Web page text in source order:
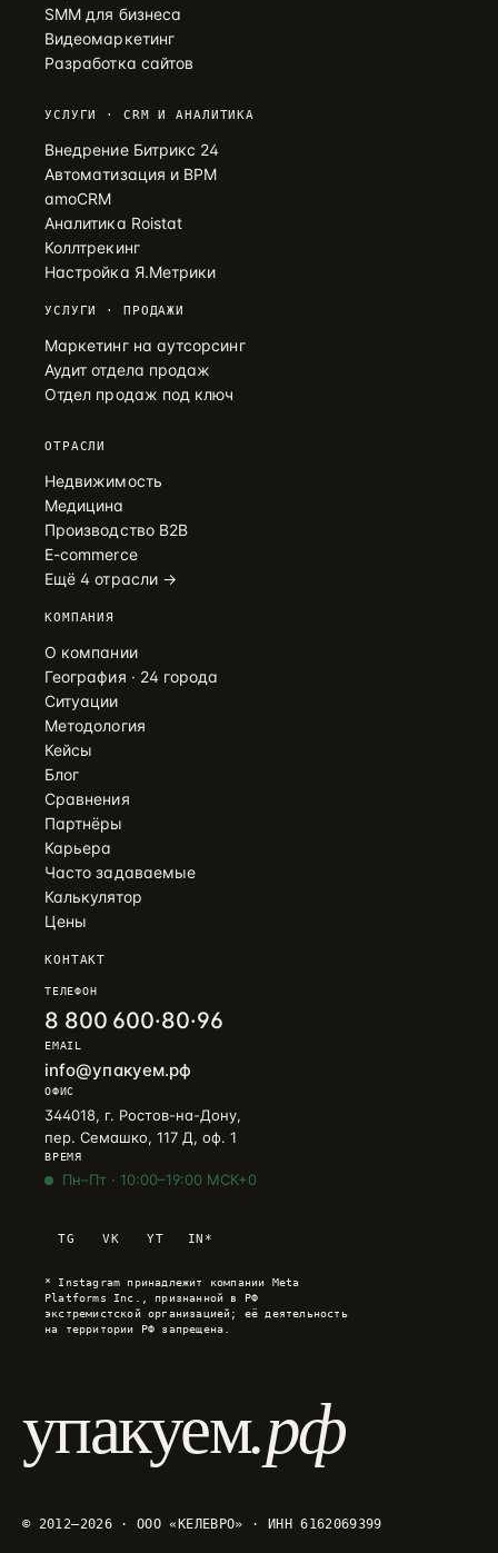
SMM для бизнеса
Видеомаркетинг
Разработка сайтов
УСЛУГИ · CRM И АНАЛИТИКА
Внедрение Битрикс 24
Автоматизация и BPM
amoCRM
Аналитика Roistat
Коллтрекинг
Настройка Я.Метрики
УСЛУГИ · ПРОДАЖИ
Маркетинг на аутсорсинг
Аудит отдела продаж
Отдел продаж под ключ
ОТРАСЛИ
Недвижимость
Медицина
Производство B2B
E-commerce
Ещё 4 отрасли →
КОМПАНИЯ
О компании
География · 24 города
Ситуации
Методология
Кейсы
Блог
Сравнения
Партнёры
Карьера
Часто задаваемые
Калькулятор
Цены
КОНТАКТ
ТЕЛЕФОН
8 800 600·80·96
EMAIL
info@упакуем.рф
ОФИС
344018, г. Ростов-на-Дону,
пер. Семашко, 117 Д, оф. 1
ВРЕМЯ
Пн–Пт · 10:00–19:00 МСК+0
TG VK YT IN*
* Instagram принадлежит компании Meta
Platforms Inc., признанной в РФ
экстремистской организацией; её деятельность
на территории РФ запрещена.
упакуем.рф
© 2012—2026 · ООО «КЕЛЕВРО» · ИНН 6162069399
+7 905 456-75-58 · ОТВЕТИМ В ТЕЧЕНИЕ ЧАСА
WhatsApp
+7 905 456-75-58 · С 9 ДО 21 МСК
8 800 600·80·96
ЗВОНОК · ПН–ПТ 10:00–19:00
EMAIL · ОТВЕТ В ТЕЧЕНИЕ ДНЯ